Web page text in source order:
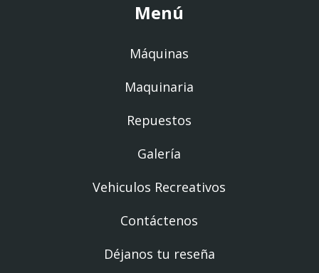
Menú
Máquinas
Maquinaria
Repuestos
Galería
Vehiculos Recreativos
Contáctenos
Déjanos tu reseña